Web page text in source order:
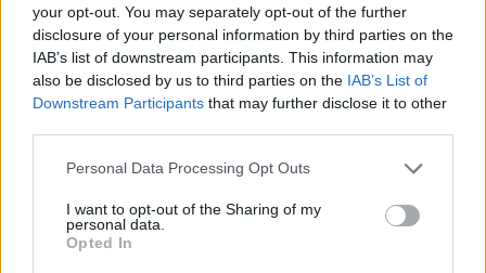
your opt-out. You may separately opt-out of the further
disclosure of your personal information by third parties on the
IAB’s list of downstream participants. This information may
also be disclosed by us to third parties on the IAB’s List of
Downstream Participants that may further disclose it to other
Personal Data Processing Opt Outs
I want to opt-out of the Sharing of my
personal data.
Opted In
A közgyűlés időpontja: 2025. október 30. 11 óra A
közgyűlés helyszíne: ETO Park Hotel 9027 Győr,
Nagysándor József u. 31 A részvétel módja: személyes
részvétel Határozatképtelenség esetén a megismételt
közgyűlésre október 30-án 12 órakor kerül sor. A
közgyűlésnek egy fontos napirendi pontja van eddig, ez